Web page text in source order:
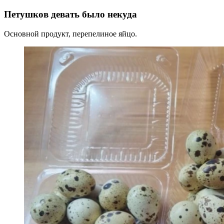
Петушков девать было некуда
Основной продукт, перепелиное яйцо.